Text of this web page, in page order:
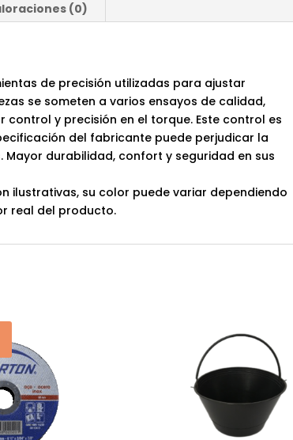
(0)
de precisión utilizadas para ajustar
se someten a varios ensayos de calidad,
y precisión en el torque. Este control es
del fabricante puede perjudicar la
durabilidad, confort y seguridad en sus
ilustrativas, su color puede variar dependiendo
real del producto.